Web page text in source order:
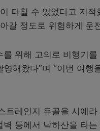
다칠 수 있었다고 지
갈 정도로 위험하게 운
위해 고의로 비행기
해왔다”며 “이번 여
트레인지 유골을 시에
등에서 낙하산을 타